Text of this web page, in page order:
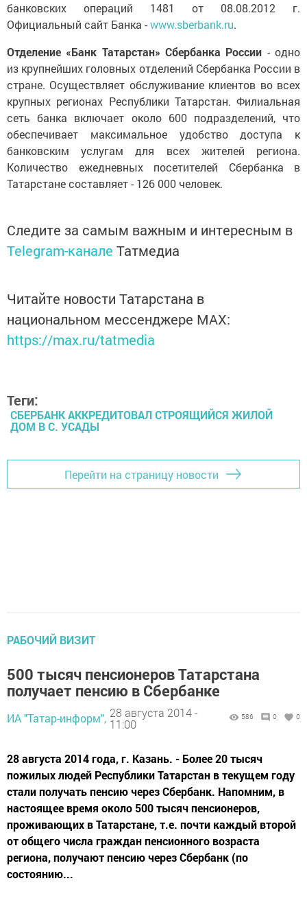
банковских операций 1481 от 08.08.2012 г.
Официальный сайт Банка -www.sberbank.ru.
Отделение «Банк Татарстан» Сбербанка России - одно
из крупнейших головных отделений Сбербанка России в
стране. Осуществляет обслуживание клиентов во всех
крупных регионах Республики Татарстан. Филиальная
сеть банка включает около 600 подразделений, что
обеспечивает максимальное удобство доступа к
банковским услугам для всех жителей региона.
Количество ежедневных посетителей Сбербанка в
Татарстане составляет - 126 000 человек.
Следите за самым важным и интересным в
Telegram-канале Татмедиа
Читайте новости Татарстана в
национальном мессенджере MАХ:
https://max.ru/tatmedia
Теги:
СБЕРБАНК АККРЕДИТОВАЛ СТРОЯЩИЙСЯ ЖИЛОЙ
ДОМ В С. УСАДЫ
Перейти на страницу новости
РАБОЧИЙ ВИЗИТ
500 тысяч пенсионеров Татарстана
получает пенсию в Сбербанке
ИА "Татар-информ", 28 августа 2014 -
11:00
586 0 0
28 августа 2014 года, г. Казань. - Более 20 тысяч
пожилых людей Республики Татарстан в текущем году
стали получать пенсию через Сбербанк. Напомним, в
настоящее время около 500 тысяч пенсионеров,
проживающих в Татарстане, т.е. почти каждый второй
от общего числа граждан пенсионного возраста
региона, получают пенсию через Сбербанк (по
состоянию...